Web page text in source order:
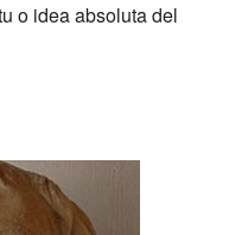
o idea absoluta del